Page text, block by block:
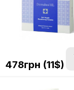
478грн (11$)